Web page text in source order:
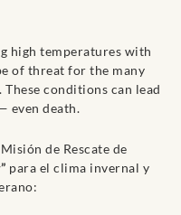
high temperatures with
of threat for the many
conditions can lead
even death.
de Rescate de
para el clima invernal y